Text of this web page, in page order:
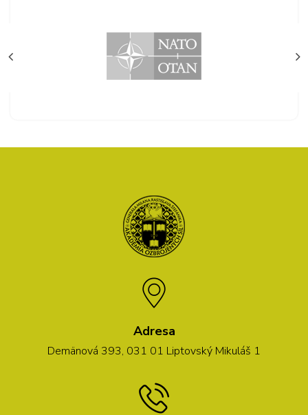
Adresa
Demänová 393, 031 01 Liptovský Mikuláš 1